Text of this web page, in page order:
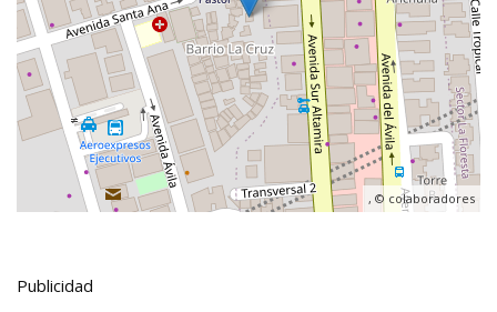
, © colaboradores
Publicidad